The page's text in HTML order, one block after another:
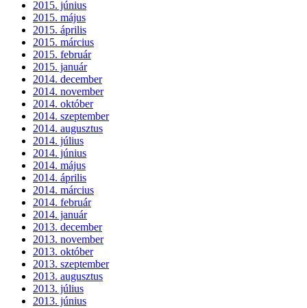
2015. június
2015. május
2015. április
2015. március
2015. február
2015. január
2014. december
2014. november
2014. október
2014. szeptember
2014. augusztus
2014. július
2014. június
2014. május
2014. április
2014. március
2014. február
2014. január
2013. december
2013. november
2013. október
2013. szeptember
2013. augusztus
2013. július
2013. június